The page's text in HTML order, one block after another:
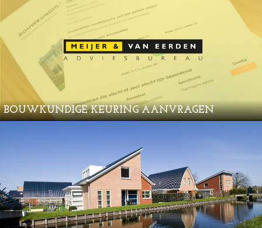
BOUWKUNDIGE KEURING AANVRAGEN